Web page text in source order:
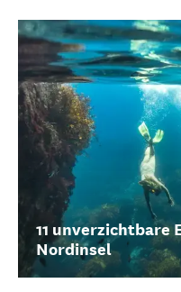
11 unverzichtbare
Nordinsel